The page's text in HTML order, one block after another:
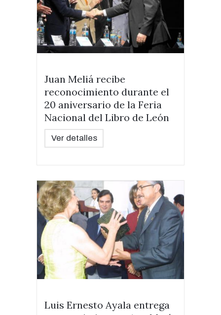
Juan Meliá recibe
reconocimiento durante el
20 aniversario de la Feria
Nacional del Libro de León
Ver detalles
Luis Ernesto Ayala entrega